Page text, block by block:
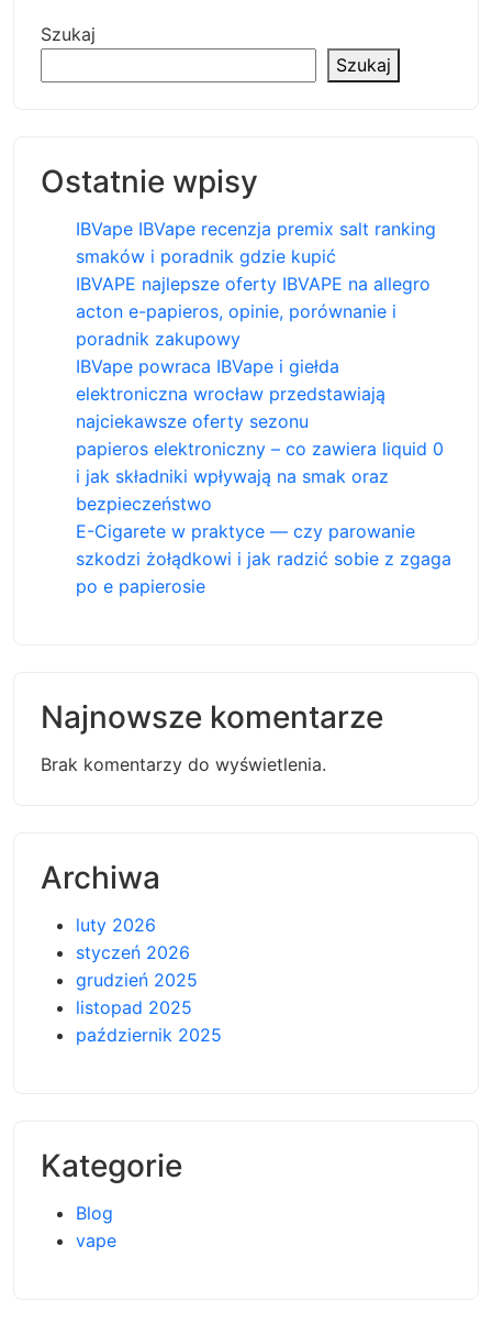
Szukaj
Szukaj
Ostatnie wpisy
IBVape IBVape recenzja premix salt ranking
smaków i poradnik gdzie kupić
IBVAPE najlepsze oferty IBVAPE na allegro
acton e-papieros, opinie, porównanie i
poradnik zakupowy
IBVape powraca IBVape i giełda
elektroniczna wrocław przedstawiają
najciekawsze oferty sezonu
papieros elektroniczny – co zawiera liquid 0
i jak składniki wpływają na smak oraz
bezpieczeństwo
E-Cigarete w praktyce — czy parowanie
szkodzi żołądkowi i jak radzić sobie z zgaga
po e papierosie
Najnowsze komentarze
Brak komentarzy do wyświetlenia.
Archiwa
luty 2026
styczeń 2026
grudzień 2025
listopad 2025
październik 2025
Kategorie
Blog
vape